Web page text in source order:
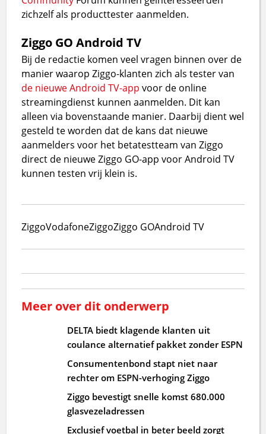
zichzelf als producttester aanmelden.
Ziggo GO Android TV
Bij de redactie komen veel vragen binnen over de
manier waarop Ziggo-klanten zich als tester van
de nieuwe Android TV-app voor de online
streamingdienst kunnen aanmelden. Dit kan
alleen via bovenstaande manier. Daarbij dient wel
gesteld te worden dat de kans dat nieuwe
aanmelders voor het betatestteam van Ziggo
direct de nieuwe Ziggo GO-app voor Android TV
kunnen testen vrij klein is.
ZiggoVodafoneZiggoZiggo GOAndroid TV
Meer over dit onderwerp
DELTA biedt klagende klanten uit
coulance alternatief pakket zonder ESPN
Consumentenbond stapt niet naar
rechter om ESPN-verhoging Ziggo
Ziggo bevestigt snelle komst 680.000
glasvezeladressen
Exclusief voetbal in beter beeld zorgt